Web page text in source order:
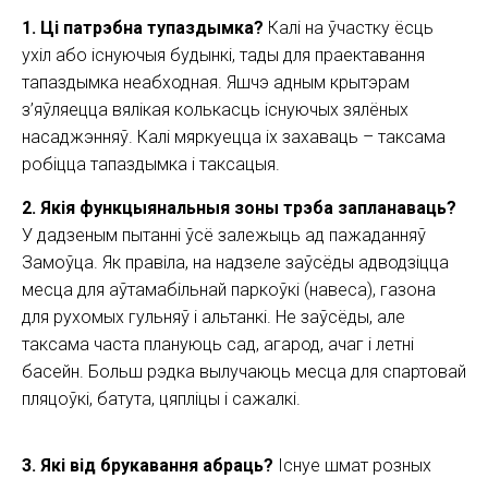
1. Ці патрэбна тупаздымка? Калі на ўчастку ёсць
ухіл або існуючыя будынкі, тады для праектавання
тапаздымка неабходная. Яшчэ адным крытэрам
з’яўляецца вялікая колькасць існуючых зялёных
насаджэнняў. Калі мяркуецца іх захаваць – таксама
робіцца тапаздымка і таксацыя.
2. Якія функцыянальныя зоны трэба запланаваць?
У дадзеным пытанні ўсё залежыць ад пажаданняў
Замоўца. Як правіла, на надзеле заўсёды адводзіцца
месца для аўтамабільнай паркоўкі (навеса), газона
для рухомых гульняў і альтанкі. Не заўсёды, але
таксама часта плануюць сад, агарод, ачаг і летні
басейн. Больш рэдка вылучаюць месца для спартовай
пляцоўкі, батута, цяпліцы і сажалкі.
3. Які від брукавання абраць? Існуе шмат розных